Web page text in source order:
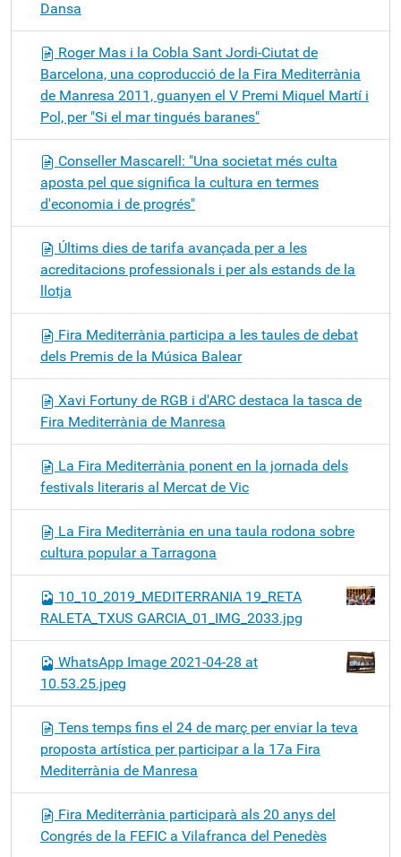
Dansa
Roger Mas i la Cobla Sant Jordi-Ciutat de
Barcelona, una coproducció de la Fira Mediterrània
de Manresa 2011, guanyen el V Premi Miquel Martí i
Pol, per "Si el mar tingués baranes"
Conseller Mascarell: "Una societat més culta
aposta pel que significa la cultura en termes
d'economia i de progrés"
Últims dies de tarifa avançada per a les
acreditacions professionals i per als estands de la
llotja
Fira Mediterrània participa a les taules de debat
dels Premis de la Música Balear
Xavi Fortuny de RGB i d'ARC destaca la tasca de
Fira Mediterrània de Manresa
La Fira Mediterrània ponent en la jornada dels
festivals literaris al Mercat de Vic
La Fira Mediterrània en una taula rodona sobre
cultura popular a Tarragona
10_10_2019_MEDITERRANIA 19_RETA
RALETA_TXUS GARCIA_01_IMG_2033.jpg
WhatsApp Image 2021-04-28 at
10.53.25.jpeg
Tens temps fins el 24 de març per enviar la teva
proposta artística per participar a la 17a Fira
Mediterrània de Manresa
Fira Mediterrània participarà als 20 anys del
Congrés de la FEFIC a Vilafranca del Penedès